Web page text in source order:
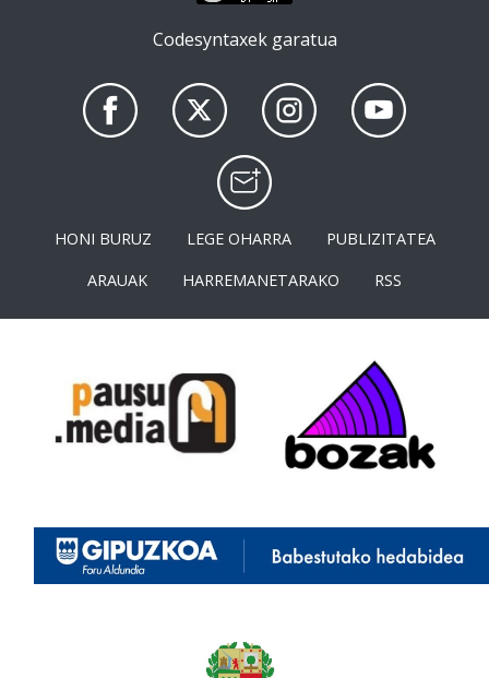
Codesyntaxek garatua
HONI BURUZ LEGE OHARRA
PUBLIZITATEA
ARAUAK
HARREMANETARAKO RSS